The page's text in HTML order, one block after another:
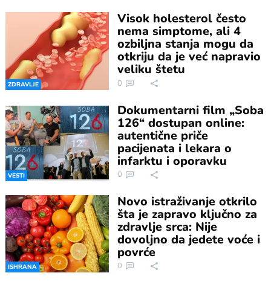
ZDRAVLJE
Visok holesterol često
nema simptome, ali 4
ozbiljna stanja mogu da
otkriju da je već napravio
veliku štetu
0
VESTI
Dokumentarni film „Soba
126“ dostupan online:
autentične priče
pacijenata i lekara o
infarktu i oporavku
0
ISHRANA
Novo istraživanje otkrilo
šta je zapravo ključno za
zdravlje srca: Nije
dovoljno da jedete voće i
povrće
0